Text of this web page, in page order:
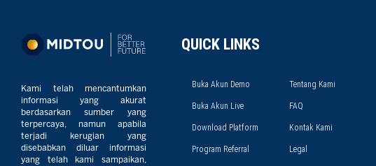
Kami telah mencantumkan
informasi yang akurat
berdasarkan sumber yang
terpercaya, namun apabila
terjadi kerugian yang
disebabkan diluar informasi
yang telah kami sampaikan,
QUICK LINKS
Buka Akun Demo
Buka Akun Live
Download Platform
Program Referral
Tentang Kami
FAQ
Kontak Kami
Legal